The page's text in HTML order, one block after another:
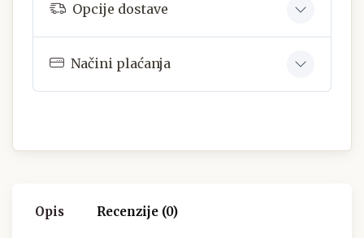
Opcije dostave
Načini plaćanja
Opis Recenzije (0)